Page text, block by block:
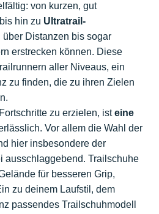
von kurzen, gut
hin zu Ultratrail-
über Distanzen bis sogar
erstrecken können. Diese
aller Niveaus, ein
zu finden, die zu ihren Zielen
zu erzielen, isteine
Vor allem die Wahl der
hier insbesondere der
ausschlaggebend. Trailschuhe
für besseren Grip,
zu deinem Laufstil, dem
passendes Trailschuhmodell